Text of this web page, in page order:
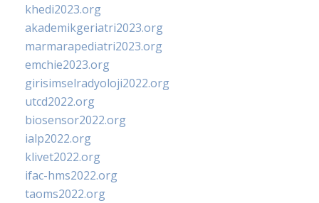
khedi2023.org
akademikgeriatri2023.org
marmarapediatri2023.org
emchie2023.org
girisimselradyoloji2022.org
utcd2022.org
biosensor2022.org
ialp2022.org
klivet2022.org
ifac-hms2022.org
taoms2022.org